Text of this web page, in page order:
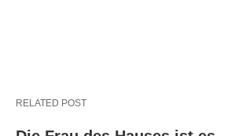
RELATED POST